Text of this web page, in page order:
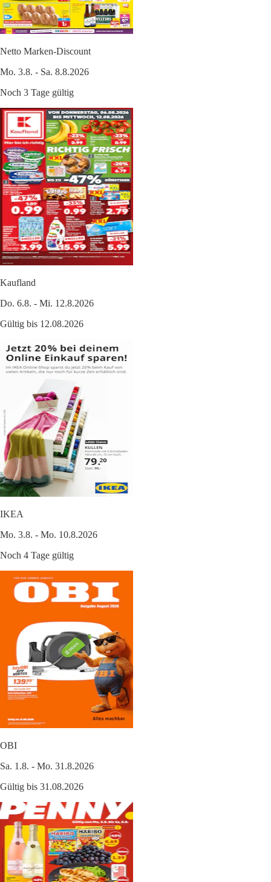
Netto Marken-Discount
Mo. 3.8. - Sa. 8.8.2026
Noch 3 Tage gültig
Kaufland
Do. 6.8. - Mi. 12.8.2026
Gültig bis 12.08.2026
IKEA
Mo. 3.8. - Mo. 10.8.2026
Noch 4 Tage gültig
OBI
Sa. 1.8. - Mo. 31.8.2026
Gültig bis 31.08.2026